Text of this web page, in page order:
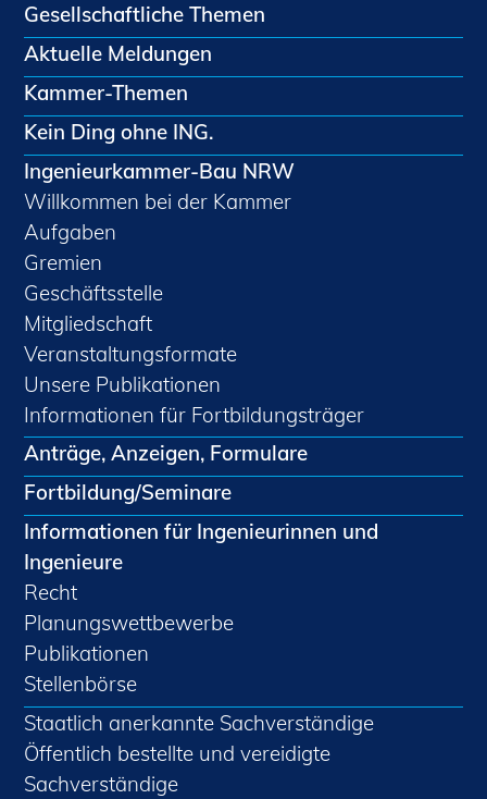
Gesellschaftliche Themen
Aktuelle Meldungen
Kammer-Themen
Kein Ding ohne ING.
Ingenieurkammer-Bau NRW
Willkommen bei der Kammer
Aufgaben
Gremien
Geschäftsstelle
Mitgliedschaft
Veranstaltungsformate
Unsere Publikationen
Informationen für Fortbildungsträger
Anträge, Anzeigen, Formulare
Fortbildung/Seminare
Informationen für Ingenieurinnen und
Ingenieure
Recht
Planungswettbewerbe
Publikationen
Stellenbörse
Staatlich anerkannte Sachverständige
Öffentlich bestellte und vereidigte
Sachverständige